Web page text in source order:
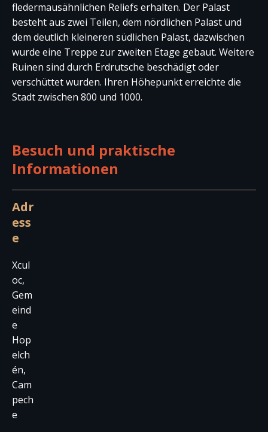
fledermausähnlichen Reliefs erhalten. Der Palast
besteht aus zwei Teilen, dem nördlichen Palast und
dem deutlich kleineren südlichen Palast, dazwischen
wurde eine Treppe zur zweiten Etage gebaut. Weitere
Ruinen sind durch Erdrutsche beschädigt oder
verschüttet wurden. Ihren Höhepunkt erreichte die
Stadt zwischen 800 und 1000.
Besuch und praktische
Informationen
Adr
ess
e
Xcul
oc,
Gem
eind
e
Hop
elch
én,
Cam
pech
e